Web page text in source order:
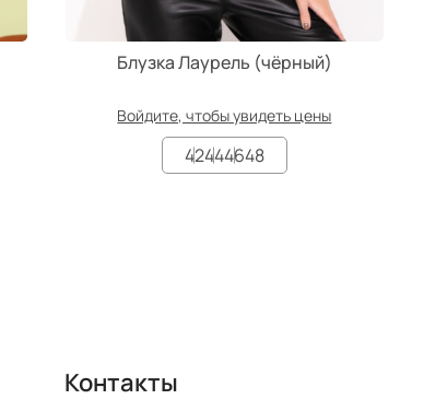
Блузка Лаурель (чёрный)
Войдите, чтобы увидеть цены
42444648
Контакты